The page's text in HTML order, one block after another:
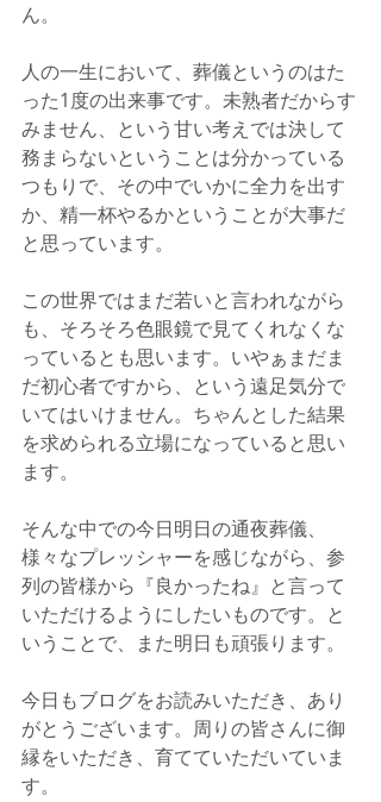
ん。
人の一生において、葬儀というのはた
った1度の出来事です。未熟者だからす
みません、という甘い考えでは決して
務まらないということは分かっている
つもりで、その中でいかに全力を出す
か、精一杯やるかということが大事だ
と思っています。
この世界ではまだ若いと言われながら
も、そろそろ色眼鏡で見てくれなくな
っているとも思います。いやぁまだま
だ初心者ですから、という遠足気分で
いてはいけません。ちゃんとした結果
を求められる立場になっていると思い
ます。
そんな中での今日明日の通夜葬儀、
様々なプレッシャーを感じながら、参
列の皆様から『良かったね』と言って
いただけるようにしたいものです。と
いうことで、また明日も頑張ります。
今日もブログをお読みいただき、あり
がとうございます。周りの皆さんに御
縁をいただき、育てていただいていま
す。